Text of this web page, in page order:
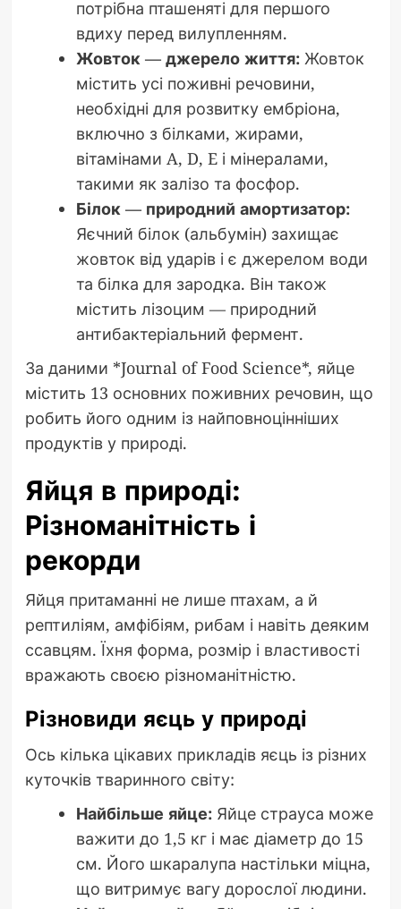
потрібна пташеняті для першого
вдиху перед вилупленням.
Жовток — джерело життя:Жовток
містить усі поживні речовини,
необхідні для розвитку ембріона,
включно з білками, жирами,
вітамінами A, D, E і мінералами,
такими як залізо та фосфор.
Білок — природний амортизатор:
Яєчний білок (альбумін) захищає
жовток від ударів і є джерелом води
та білка для зародка. Він також
містить лізоцим — природний
антибактеріальний фермент.
За даними *Journal of Food Science*, яйце
містить 13 основних поживних речовин, що
робить його одним із найповноцінніших
продуктів у природі.
Яйця в природі:
Різноманітність і
рекорди
Яйця притаманні не лише птахам, а й
рептиліям, амфібіям, рибам і навіть деяким
ссавцям. Їхня форма, розмір і властивості
вражають своєю різноманітністю.
Різновиди яєць у природі
Ось кілька цікавих прикладів яєць із різних
куточків тваринного світу:
Найбільше яйце:Яйце страуса може
важити до 1,5 кг і має діаметр до 15
см. Його шкаралупа настільки міцна,
що витримує вагу дорослої людини.